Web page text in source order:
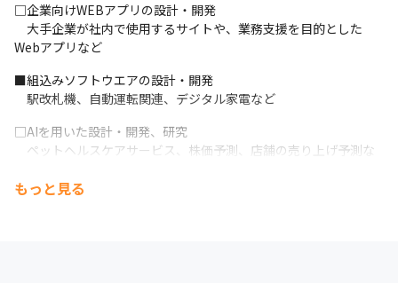
□企業向けWEBアプリの設計・開発
大手企業が社内で使用するサイトや、業務支援を目的とした
Webアプリなど
■組込みソフトウエアの設計・開発
駅改札機、自動運転関連、デジタル家電など
□AIを用いた設計・開発、研究
ペットヘルスケアサービス、株価予測、店舗の売り上げ予測な
もっと見る